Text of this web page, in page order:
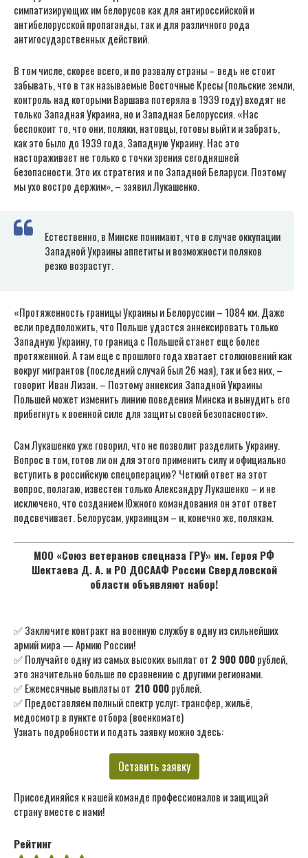
симпатизирующих им белорусов как для антироссийской и
антибелорусской пропаганды, так и для различного рода
антигосударственных действий.
В том числе, скорее всего, и по развалу страны – ведь не стоит
забывать, что в так называемые Восточные Кресы (польские земли,
контроль над которыми Варшава потеряла в 1939 году) входят не
только Западная Украина, но и Западная Белоруссия. «Нас
беспокоит то, что они, поляки, натовцы, готовы выйти и забрать,
как это было до 1939 года, Западную Украину. Нас это
настораживает не только с точки зрения сегодняшней
безопасности. Это их стратегия и по Западной Беларуси. Поэтому
мы ухо востро держим», – заявил Лукашенко.
Естественно, в Минске понимают, что в случае оккупации
Западной Украины аппетиты и возможности поляков
резко возрастут.
«Протяженность границы Украины и Белоруссии – 1084 км. Даже
если предположить, что Польше удастся аннексировать только
Западную Украину, то граница с Польшей станет еще более
протяженной. А там еще с прошлого года хватает столкновений как
вокруг мигрантов (последний случай был 26 мая), так и без них, –
говорит Иван Лизан. – Поэтому аннексия Западной Украины
Польшей может изменить линию поведения Минска и вынудить его
прибегнуть к военной силе для защиты своей безопасности».
Сам Лукашенко уже говорил, что не позволит разделить Украину.
Вопрос в том, готов ли он для этого применить силу и официально
вступить в российскую спецоперацию? Четкий ответ на этот
вопрос, полагаю, известен только Александру Лукашенко – и не
исключено, что созданием Южного командования он этот ответ
подсвечивает. Белорусам, украинцам – и, конечно же, полякам.
МОО «Союз ветеранов спецназа ГРУ» им. Героя РФ
Шектаева Д. А. и РО ДОСААФ России Свердловской
области объявляют набор!
✅ Заключите контракт на военную службу в одну из сильнейших
армий мира — Армию России!
✅ Получайте одну из самых высоких выплат от 2 900 000рублей,
это значительно больше по сравнению с другими регионами.
✅ Ежемесячные выплаты от 210 000рублей.
✅ Предоставляем полный спектр услуг: трансфер, жильё,
медосмотр в пункте отбора (военкомате)
Узнать подробности и подать заявку можно здесь:
Оставить заявку
Присоединяйся к нашей команде профессионалов и защищай
страну вместе с нами!
Рейтинг